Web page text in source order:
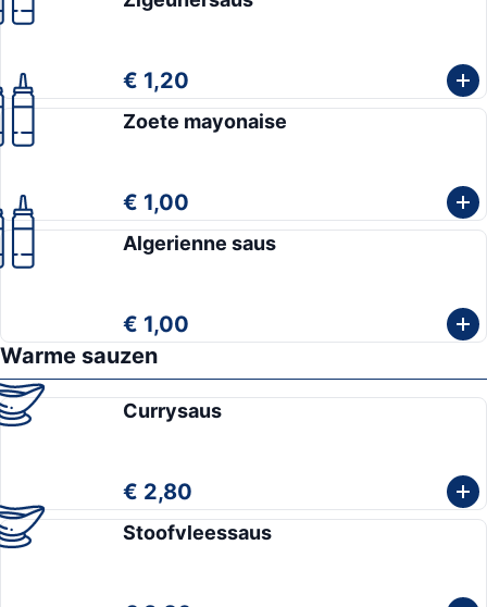
€ 1,20
Zoete mayonaise
€ 1,00
Algerienne saus
€ 1,00
Warme sauzen
Currysaus
€ 2,80
Stoofvleessaus